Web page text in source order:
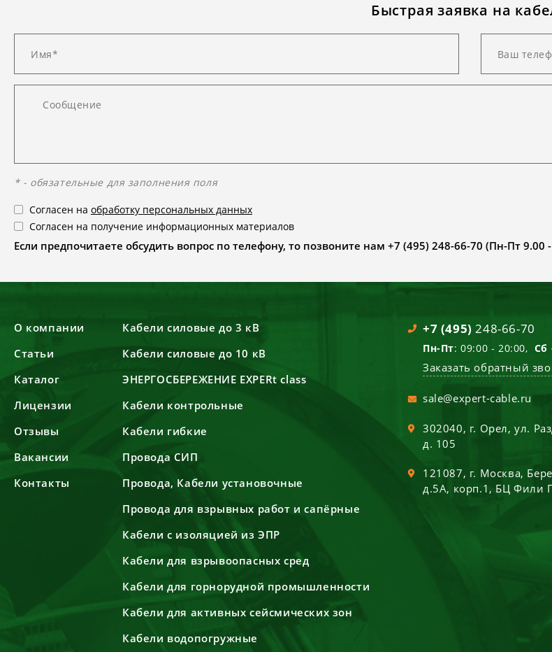
Быстрая заявка на
* - обязательные для заполнения поля
Согласен на обработку персональных данных
Согласен на получение информационных материалов
Если предпочитаете обсудить вопрос по телефону, то позвоните нам +7 (495) 248-66-70 (Пн-Пт 9.00
О компании
Статьи
Каталог
Лицензии
Отзывы
Вакансии
Контакты
Кабели силовые до 3 кВ
Кабели силовые до 10 кВ
ЭНЕРГОСБЕРЕЖЕНИЕ EXPERt class
Кабели контрольные
Кабели гибкие
Провода СИП
Провода, Кабели установочные
Провода для взрывных работ и сапёрные
Кабели с изоляцией из ЭПР
Кабели для взрывоопасных сред
Кабели для горнорудной промышленности
Кабели для активных сейсмических зон
Кабели водопогружные
+7 (495) 248-66-70
Пн-Пт: 09:00 - 20:00, Сб
Заказать обратный
sale@expert-cable.ru
302040, г. Орел,ул.
д. 105
121087, г. Москва,
д.5А, корп.1, БЦ Фили